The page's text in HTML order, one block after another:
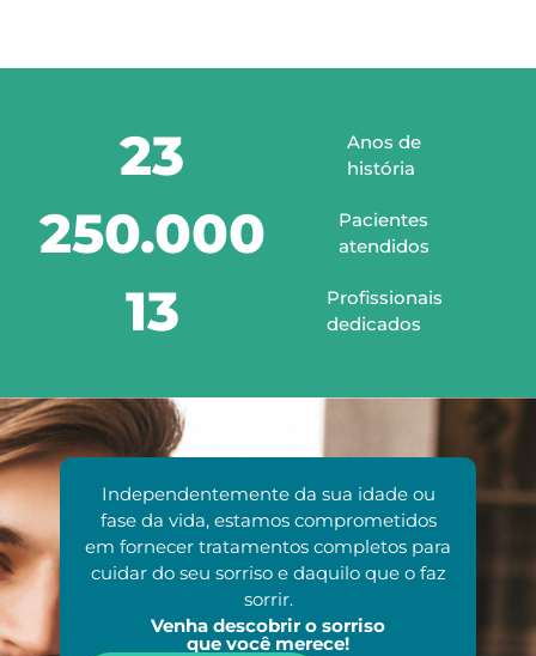
Anos de
história
23
Pacientes
atendidos
250.000
Profissionais
dedicados
13
Independentemente da sua idade ou
fase da vida, estamos comprometidos
em fornecer tratamentos completos para
cuidar do seu sorriso e daquilo que o faz
sorrir.
Venha descobrir o sorriso
que você merece!